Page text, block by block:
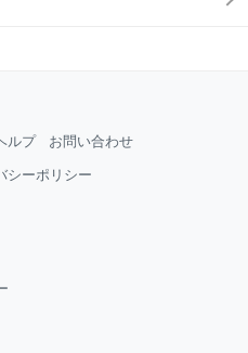
ルプ お問い合わせ
シーポリシー